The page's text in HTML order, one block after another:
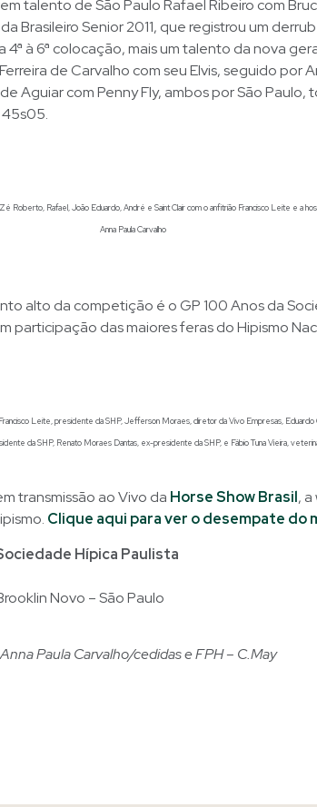
talento de São Paulo Rafael Ribeiro com
Brasileiro Senior 2011, que registrou um
à 6ª colocação, mais um talento da nova
de Carvalho com seu Elvis, seguido por
Aguiar com Penny Fly, ambos por São Paulo,
Roberto, Rafael, João Eduardo, André e Saint Clair com o anfitrião Francisco Leite e a
Anna Paula Carvalho
alto da competição é o GP 100 Anos da
participação das maiores feras do Hipismo
Francisco Leite, presidente da SHP, Jefferson Moraes, diretor da Vivo Empresas,
da SHP, Renato Moraes Dantas, ex-presidente da SHP, e Fábio Tuna Vieira,
transmissão ao Vivo da Horse Show Brasil,
Clique aqui para ver o desempate do
Hípica Paulista
Novo – São Paulo
Paula Carvalho/cedidas e FPH – C.May